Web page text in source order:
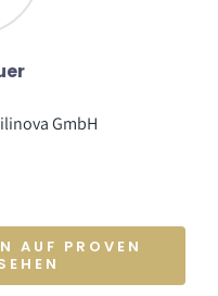
GmbH
AUF PROVEN